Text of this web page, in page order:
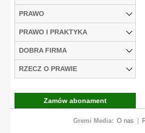
PRAWO
PRAWO I PRAKTYKA
DOBRA FIRMA
RZECZ O PRAWIE
Zamów abonament
Gremi Media: O nas